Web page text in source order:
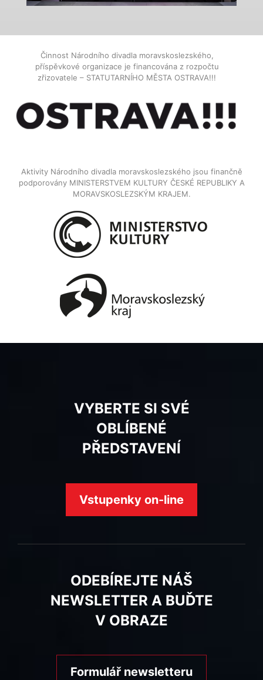
Činnost Národního divadla moravskoslezského,
příspěvkové organizace je financována z rozpočtu
zřizovatele – STATUTARNÍHO MĚSTA OSTRAVA!!!
Aktivity Národního divadla moravskoslezského jsou finančně
podporovány MINISTERSTVEM KULTURY ČESKÉ REPUBLIKY A
MORAVSKOSLEZSKÝM KRAJEM.
VYBERTE SI SVÉ
OBLÍBENÉ
PŘEDSTAVENÍ
Vstupenky on-line
ODEBÍREJTE NÁŠ
NEWSLETTER A BUĎTE
V OBRAZE
Formulář newsletteru